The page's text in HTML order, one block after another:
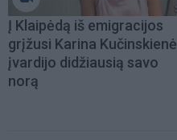
Į Klaipėdą iš emigracijos
grįžusi Karina Kučinskienė
įvardijo didžiausią savo
norą